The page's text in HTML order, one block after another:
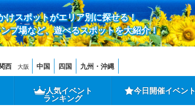
けスポットがエリア別に探せる！
プ場など、遊べるスポットを大紹介！
西 大阪 中国 四国 九州・沖縄
人気イベント
ランキング
今日開催イベント